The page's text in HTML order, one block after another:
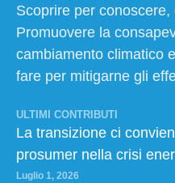
Scoprire per
Promuovere la
cambiamento climatico
fare per mitigarne gli
ULTIMI CONTRIBUTI
La transizione ci
prosumer nella crisi
Luglio 1, 2026